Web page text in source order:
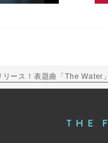
ース！表題曲「The Water